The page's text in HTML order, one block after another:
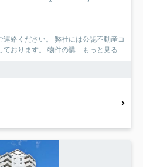
弊社には公認不動産コ
ております。 物件の購... もっと見る